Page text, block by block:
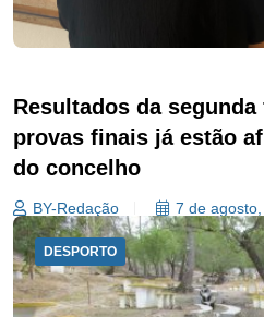
Resultados da
provas finais já estão
do concelho
BY-Redação 7 de
DESPORTO